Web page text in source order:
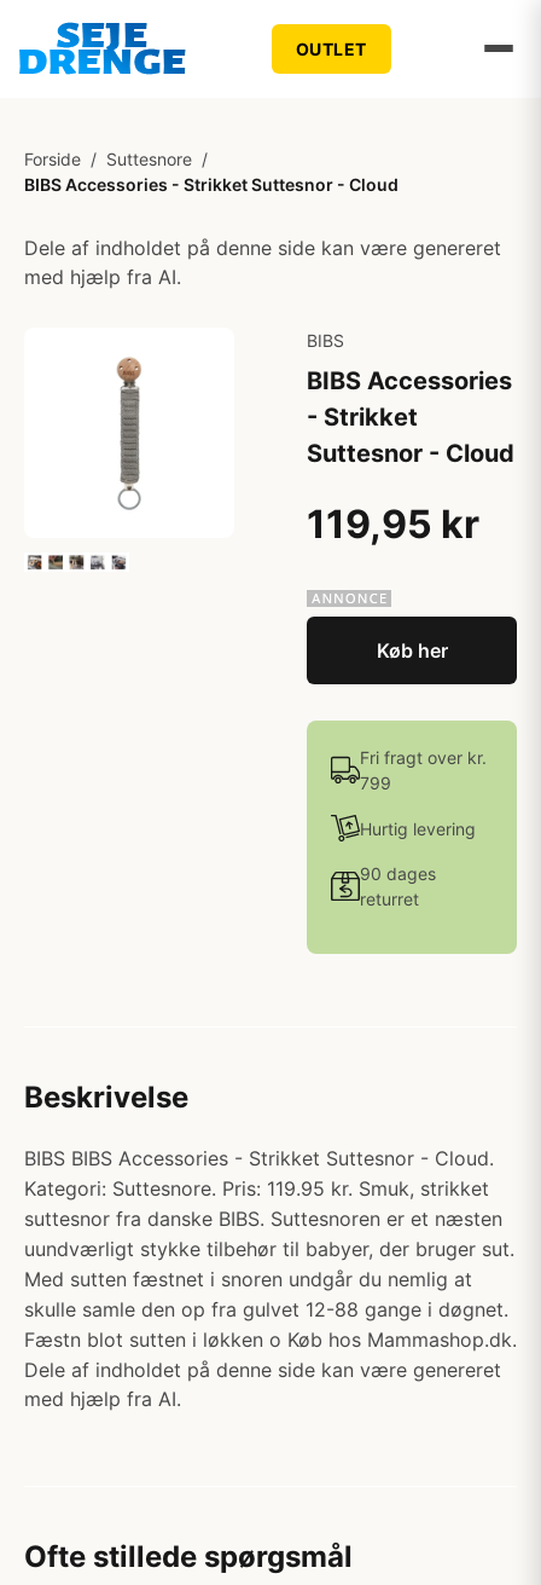
OUTLET
Forside / Suttesnore /
BIBS Accessories - Strikket Suttesnor - Cloud
Dele af indholdet på denne side kan være genereret
med hjælp fra AI.
BIBS
BIBS Accessories
- Strikket
Suttesnor - Cloud
119,95 kr
Køb her
Fri fragt over kr.
799
Hurtig levering
90 dages
returret
Beskrivelse
BIBS BIBS Accessories - Strikket Suttesnor - Cloud.
Kategori: Suttesnore. Pris: 119.95 kr. Smuk, strikket
suttesnor fra danske BIBS. Suttesnoren er et næsten
uundværligt stykke tilbehør til babyer, der bruger sut.
Med sutten fæstnet i snoren undgår du nemlig at
skulle samle den op fra gulvet 12-88 gange i døgnet.
Fæstn blot sutten i løkken o Køb hos Mammashop.dk.
Dele af indholdet på denne side kan være genereret
med hjælp fra AI.
Ofte stillede spørgsmål